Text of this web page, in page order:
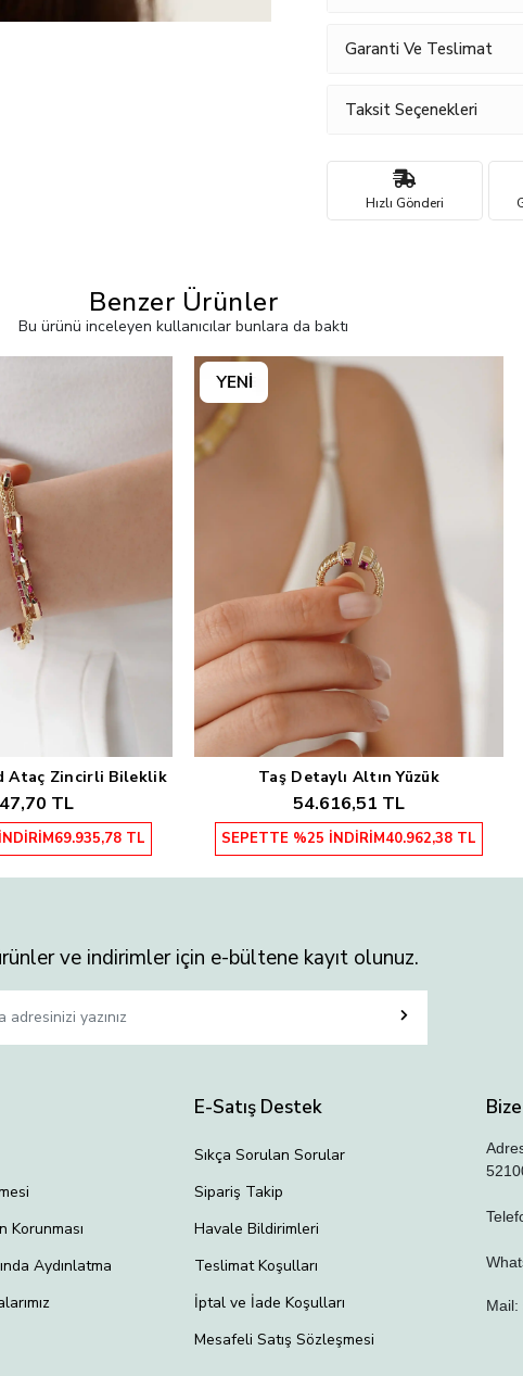
Garanti Ve Teslimat
Taksit Seçenekleri
Hızlı Gönderi
Benzer Ürünler
Bu ürünü inceleyen kullanıcılar bunlara da baktı
Ekle
Ataç Zincirli Bileklik
TL
69.935,78 TL
Sepete Ekle
Taş Detaylı Altın Yüzük
54.616,51 TL
SEPETTE %25 İNDİRİM40.962,38 TL
ve indirimler için e-bültene kayıt olunuz.
Korunması
Aydınlatma
E-Satış Destek
Sıkça Sorulan Sorular
Sipariş Takip
Havale Bildirimleri
Teslimat Koşulları
İptal ve İade Koşulları
Mesafeli Satış Sözleşmesi
Mail: